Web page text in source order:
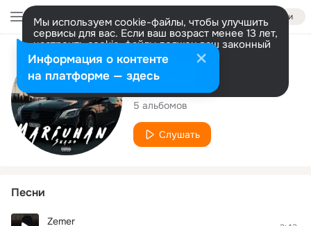
Войти
Мы используем cookie-файлы, чтобы улучшить
сервисы для вас. Если ваш возраст менее 13 лет,
настроить cookie-файлы должен ваш законный
представитель. Больше информации
Разрешить все Настроить
Исполнитель
Shazo
5 альбомов
Слушать
Песни
Zemer
Информация о контенте
на платформе — здесь